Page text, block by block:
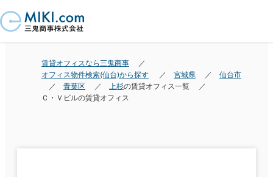
賃貸オフィスなら三鬼商事
オフィス物件検索(仙台)から探す
宮城県
仙台市
青葉区
上杉の賃貸オフィス一覧
Ｃ・Ｖビルの賃貸オフィス